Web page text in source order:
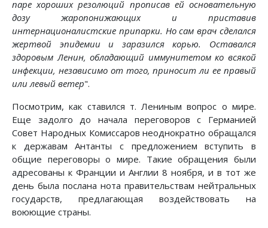
паре хороших резолюций прописав ей основательную
дозу жаропонижающих и приставив
интернационалистские припарки. Но сам врач сделался
жертвой эпидемии и заразился корью. Оставался
здоровым Ленин, обладающий иммунитетом ко всякой
инфекции, независимо от того, приносит ли ее правый
или левый ветер".
Посмотрим, как ставился т. Лениным вопрос о мире.
Еще задолго до начала переговоров с Германией
Совет Народных Комиссаров неоднократно обращался
к державам Антанты с предложением вступить в
общие переговоры о мире. Такие обращения были
адресованы к Франции и Англии 8 ноября, и в тот же
день была послана нота правительствам нейтральных
государств, предлагающая воздействовать на
воюющие страны.